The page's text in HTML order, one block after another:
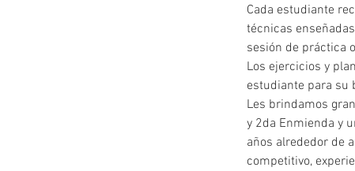
Cada estudiante
técnicas
sesión de práctica
Los ejercicios y
estudiante para su
Les brindamos
y 2da Enmienda y
años alrededor de
competitivo,